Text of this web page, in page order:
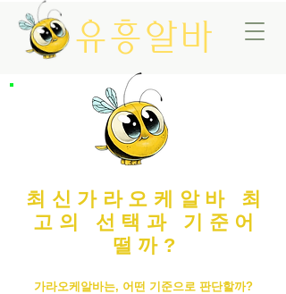
유흥알바
최신가라오케알바 최
고의 선택과 기준어
떨까?
가라오케알바는, 어떤 기준으로 판단할까?